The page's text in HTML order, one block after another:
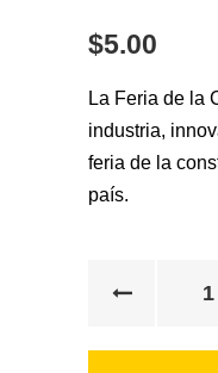
$5.00
La Feria de la
industria,
feria de la
país.